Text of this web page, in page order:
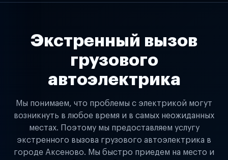
Экстренный вызов
грузового
автоэлектрика
Мы понимаем, что проблемы с электрикой могут
возникнуть в любое время и в самых неожиданных
местах. Поэтому мы предоставляем услугу
экстренного вызова грузового автоэлектрика в
городе Аксеново. Мы быстро приедем на место и